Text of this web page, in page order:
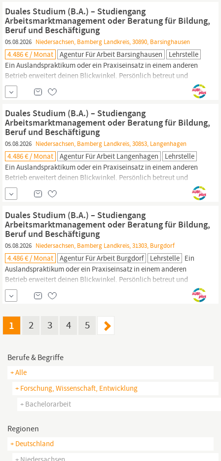
bekommst du eine sechswöchige Freistellung –
Duales Studium (B.A.) – Studiengang
Arbeitsmarktmanagement oder Beratung für Bildung,
Beruf und Beschäftigung
05.08.2026 Niedersachsen, Bamberg Landkreis, 30890, Barsinghausen
4.486 € / Monat Agentur Für Arbeit Barsinghausen
Lehrstelle
Ein Auslandspraktikum oder ein Praxiseinsatz in einem anderen
Betrieb erweitert deinen Blickwinkel. Persönlich betreut und
unterstützt: Kleine Studiengruppen, intensive Betreuung und
erfahrene Ansprechpersonen sorgen dafür, dass du dich fachlich
bekommst du eine sechswöchige Freistellung –
Duales Studium (B.A.) – Studiengang
Arbeitsmarktmanagement oder Beratung für Bildung,
Beruf und Beschäftigung
05.08.2026 Niedersachsen, Bamberg Landkreis, 30853, Langenhagen
4.486 € / Monat Agentur Für Arbeit Langenhagen
Lehrstelle
Ein Auslandspraktikum oder ein Praxiseinsatz in einem anderen
Betrieb erweitert deinen Blickwinkel. Persönlich betreut und
unterstützt: Kleine Studiengruppen, intensive Betreuung und
erfahrene Ansprechpersonen sorgen dafür, dass du dich fachlich
bekommst du eine sechswöchige Freistellung –
Duales Studium (B.A.) – Studiengang
Arbeitsmarktmanagement oder Beratung für Bildung,
Beruf und Beschäftigung
05.08.2026 Niedersachsen, Bamberg Landkreis, 31303, Burgdorf
4.486 € / Monat Agentur Für Arbeit Burgdorf Lehrstelle Ein
Auslandspraktikum oder ein Praxiseinsatz in einem anderen
Betrieb erweitert deinen Blickwinkel. Persönlich betreut und
unterstützt: Kleine Studiengruppen, intensive Betreuung und
erfahrene Ansprechpersonen sorgen dafür, dass du dich fachlich
bekommst du eine sechswöchige Freistellung –
1 2 3 4 5
Berufe & Begriffe
+ Alle
+ Forschung, Wissenschaft, Entwicklung
+ Bachelorarbeit
Regionen
+ Deutschland